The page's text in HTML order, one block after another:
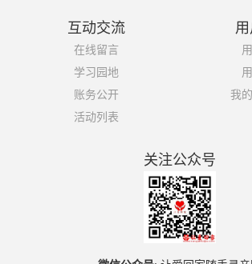
互动交流
在线留言
学习园地
账务公开
活动列表
我
关注公众号